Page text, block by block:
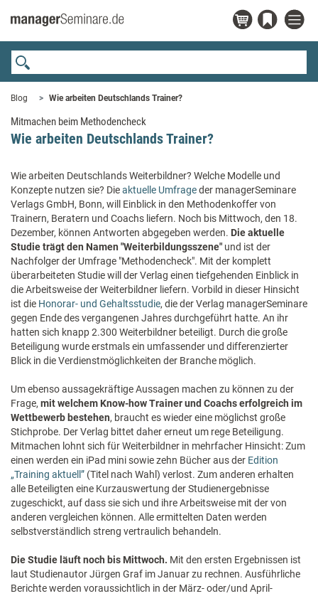
Blog Wie arbeiten Deutschlands Trainer?
Mitmachen beim Methodencheck
Wie arbeiten Deutschlands Trainer?
Wie arbeiten Deutschlands Weiterbildner? Welche Modelle und
Konzepte nutzen sie? Dieaktuelle Umfrageder managerSeminare
Verlags GmbH, Bonn, will Einblick in den Methodenkoffer von
Trainern, Beratern und Coachs liefern. Noch bis Mittwoch, den 18.
Dezember, können Antworten abgegeben werden. Die aktuelle
Studie trägt den Namen "Weiterbildungsszene" und ist der
Nachfolger der Umfrage "Methodencheck". Mit der komplett
überarbeiteten Studie will der Verlag einen tiefgehenden Einblick in
die Arbeitsweise der Weiterbildner liefern. Vorbild in dieser Hinsicht
ist die Honorar- und Gehaltsstudie, die der Verlag managerSeminare
gegen Ende des vergangenen Jahres durchgeführt hatte. An ihr
hatten sich knapp 2.300 Weiterbildner beteiligt. Durch die große
Beteiligung wurde erstmals ein umfassender und differenzierter
Blick in die Verdienstmöglichkeiten der Branche möglich.
Um ebenso aussagekräftige Aussagen machen zu können zu der
Frage, mit welchem Know-how Trainer und Coachs erfolgreich im
Wettbewerb bestehen, braucht es wieder eine möglichst große
Stichprobe. Der Verlag bittet daher erneut um rege Beteiligung.
Mitmachen lohnt sich für Weiterbildner in mehrfacher Hinsicht: Zum
einen werden ein iPad mini sowie zehn Bücher aus der Edition
„Training aktuell” (Titel nach Wahl) verlost. Zum anderen erhalten
alle Beteiligten eine Kurzauswertung der Studienergebnisse
zugeschickt, auf dass sie sich und ihre Arbeitsweise mit der von
anderen vergleichen können. Alle ermittelten Daten werden
selbstverständlich streng vertraulich behandeln.
Die Studie läuft noch bis Mittwoch. Mit den ersten Ergebnissen ist
laut Studienautor Jürgen Graf im Januar zu rechnen. Ausführliche
Berichte werden voraussichtlich in der März- oder/und April-